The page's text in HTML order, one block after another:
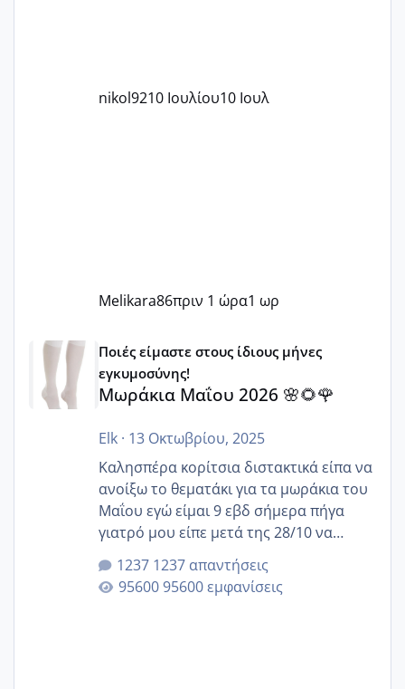
nikol9210 Ιουλίου10 Ιουλ
Melikara86πριν 1 ώρα1 ωρ
Μωράκια Μαΐου 2026 🌸🌻🌹
Ποιές είμαστε στους ίδιους μήνες
εγκυμοσύνης!
Μωράκια Μαΐου 2026 🌸🌻🌹
Elk· 13 Οκτωβρίου, 2025
Καλησπέρα κορίτσια διστακτικά είπα να
ανοίξω το θεματάκι για τα μωράκια του
Μαΐου εγώ είμαι 9 εβδ σήμερα πήγα
γιατρό μου είπε μετά της 28/10 να
κλείσω ραντεβού για την αυχενική είναι
καμιά άλλη κοπέλα να γεννάει Μάιο ;;
1237 απαντήσεις
95600 εμφανίσεις